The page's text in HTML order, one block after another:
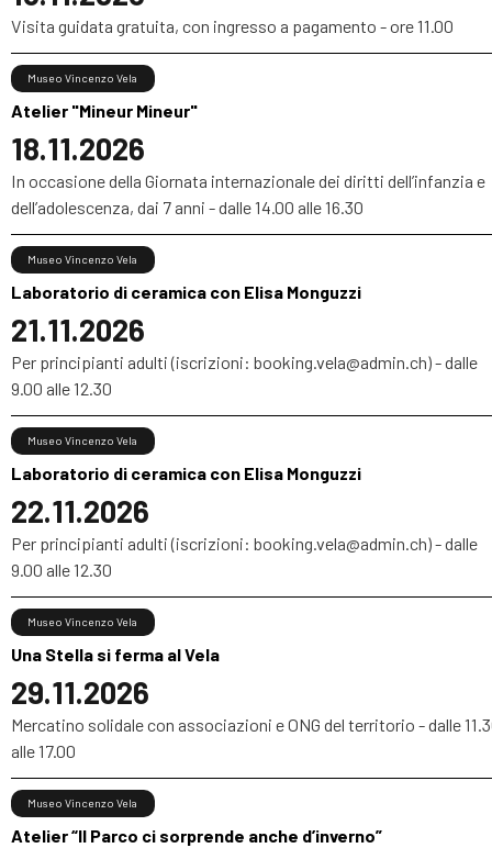
Visita guidata gratuita, con ingresso a pagamento - ore 11.00
Atelier "Mineur Mineur"
18.11.2026
Museo Vincenzo Vela
In occasione della Giornata internazionale dei diritti dell’infanzia e
dell’adolescenza, dai 7 anni - dalle 14.00 alle 16.30
Laboratorio di ceramica con Elisa Monguzzi
21.11.2026
Museo Vincenzo Vela
Per principianti adulti (iscrizioni: booking.vela@admin.ch) - dalle
9.00 alle 12.30
Laboratorio di ceramica con Elisa Monguzzi
22.11.2026
Museo Vincenzo Vela
Per principianti adulti (iscrizioni: booking.vela@admin.ch) - dalle
9.00 alle 12.30
Una Stella si ferma al Vela
29.11.2026
Museo Vincenzo Vela
Mercatino solidale con associazioni e ONG del territorio - dalle
alle 17.00
Atelier “Il Parco ci sorprende anche d’inverno”
Museo Vincenzo Vela